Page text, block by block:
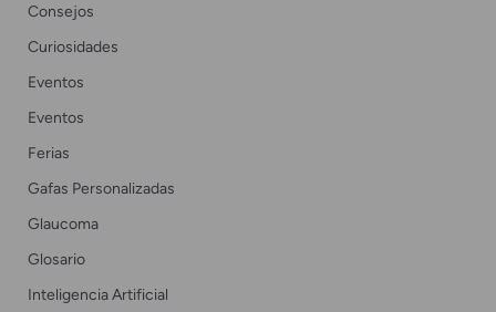
Consejos
Curiosidades
Eventos
Eventos
Ferias
Gafas Personalizadas
Glaucoma
Glosario
Inteligencia Artificial